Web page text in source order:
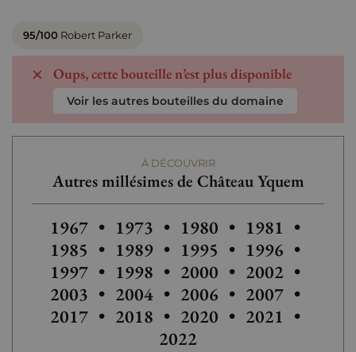
95/100 Robert Parker
Oups, cette bouteille n’est plus disponible
Voir les autres bouteilles du domaine
À DÉCOUVRIR
Autres millésimes de Château Yquem
Autres millésimes de Château Yquem
1967 • Autres millésimes de Château
1973 • Autres millésimes de
1980 • Autres
1981 •
1985 • Autres millésimes de Château
1989 • 1995 • Autres
1996 •
1997 • Autres millésimes de Château
1998 • Autres millésimes de
2000 • Autres
2002 •
2003 • Autres millésimes de Château
2004 • Autres millésimes de
2006 • Autres
2007 •
2017 • Autres millésimes de Château
2018 • 2020 • Autres
2021 •
2022